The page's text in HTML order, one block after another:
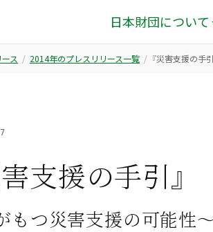
日本財団について
ス 2014年のプレスリリース一覧 『災害支援の手
害支援の手引
もつ災害支援の可能性